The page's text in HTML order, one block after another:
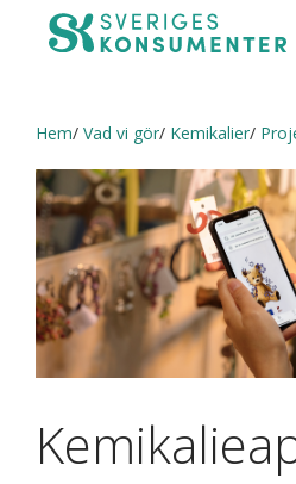
Hem Vad vi gör Kemikalier Projekt: